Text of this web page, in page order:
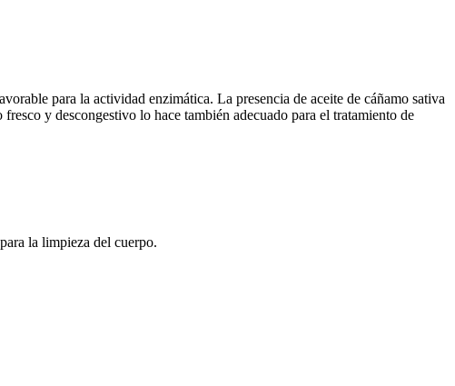
para la actividad enzimática. La presencia de aceite de cáñamo sativa
y descongestivo lo hace también adecuado para el tratamiento de
la limpieza del cuerpo.